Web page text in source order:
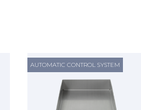
AUTOMATIC CONTROL SYSTEM